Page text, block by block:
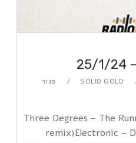
SOLID GOLD
סגור
1 Three Degrees – The
remix)Electronic –